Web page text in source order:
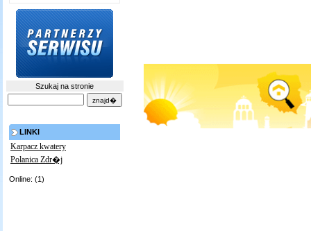
Szukaj na stronie
LINKI
Karpacz kwatery
Polanica Zdr�j
Online: (1)